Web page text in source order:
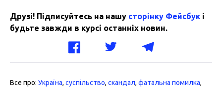
Друзі! Підписуйтесь на нашу сторінку Фейсбук і
будьте завжди в курсі останніх новин.
Все про: Україна, суспільство, скандал, фатальна помилка,